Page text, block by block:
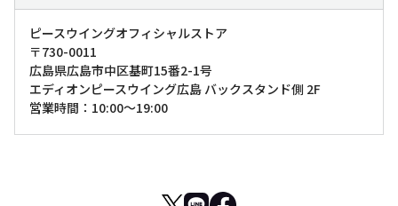
ピースウイングオフィシャルストア
〒730-0011
広島県広島市中区基町15番2-1号
エディオンピースウイング広島 バックスタンド側 2F
営業時間：10:00～19:00